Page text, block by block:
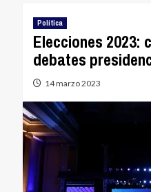
Política
Elecciones 2023:
debates
14 marzo 2023